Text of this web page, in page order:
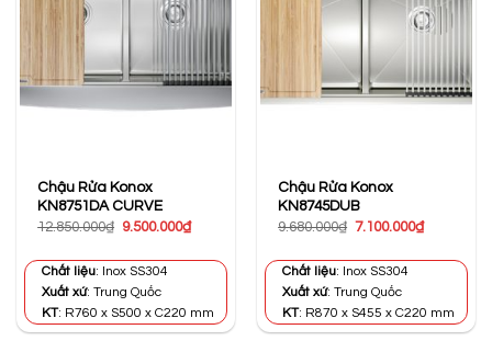
Chậu Rửa Konox
KN8751DA CURVE
12.850.000₫ Giá
12.850.000₫.
9.500.000₫Giá
Chất liệu: Inox SS304
Xuất xứ: Trung Quốc
KT: R760 x S500 x C220 mm
Chậu Rửa Konox
KN8745DUB
9.680.000₫ Giá
9.680.000₫.
7.100.000₫Giá
Chất liệu: Inox SS304
Xuất xứ: Trung Quốc
KT: R870 x S455 x C220 mm